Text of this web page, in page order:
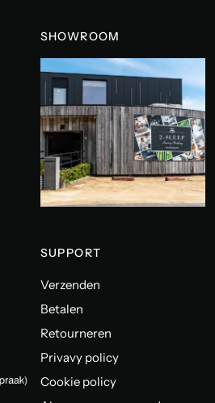
SHOWROOM
SUPPORT
Verzenden
Betalen
Retourneren
Privavy policy
Cookie policy